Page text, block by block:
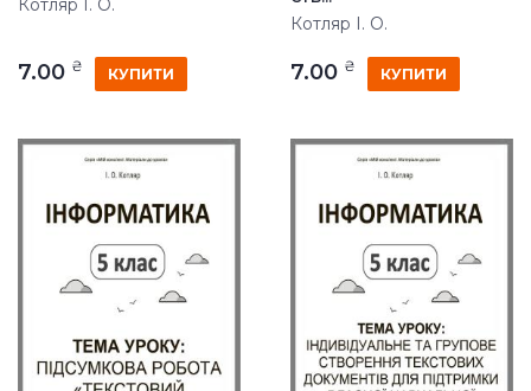
Котляр І. О.
7.00 ₴ КУПИТИ
Котляр І. О.
7.00 ₴ КУПИТИ